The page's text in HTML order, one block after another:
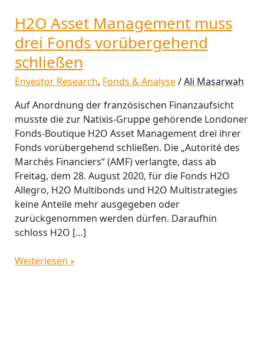
H2O Asset Management muss
drei Fonds vorübergehend
schließen
Envestor Research, Fonds & Analyse/Ali Masarwah
Auf Anordnung der französischen Finanzaufsicht
musste die zur Natixis-Gruppe gehörende Londoner
Fonds-Boutique H2O Asset Management drei ihrer
Fonds vorübergehend schließen. Die „Autorité des
Marchés Financiers“ (AMF) verlangte, dass ab
Freitag, dem 28. August 2020, für die Fonds H2O
Allegro, H2O Multibonds und H2O Multistrategies
keine Anteile mehr ausgegeben oder
zurückgenommen werden dürfen. Daraufhin
schloss H2O […]
Fonds
vorübergehend
schließen
Weiterlesen »